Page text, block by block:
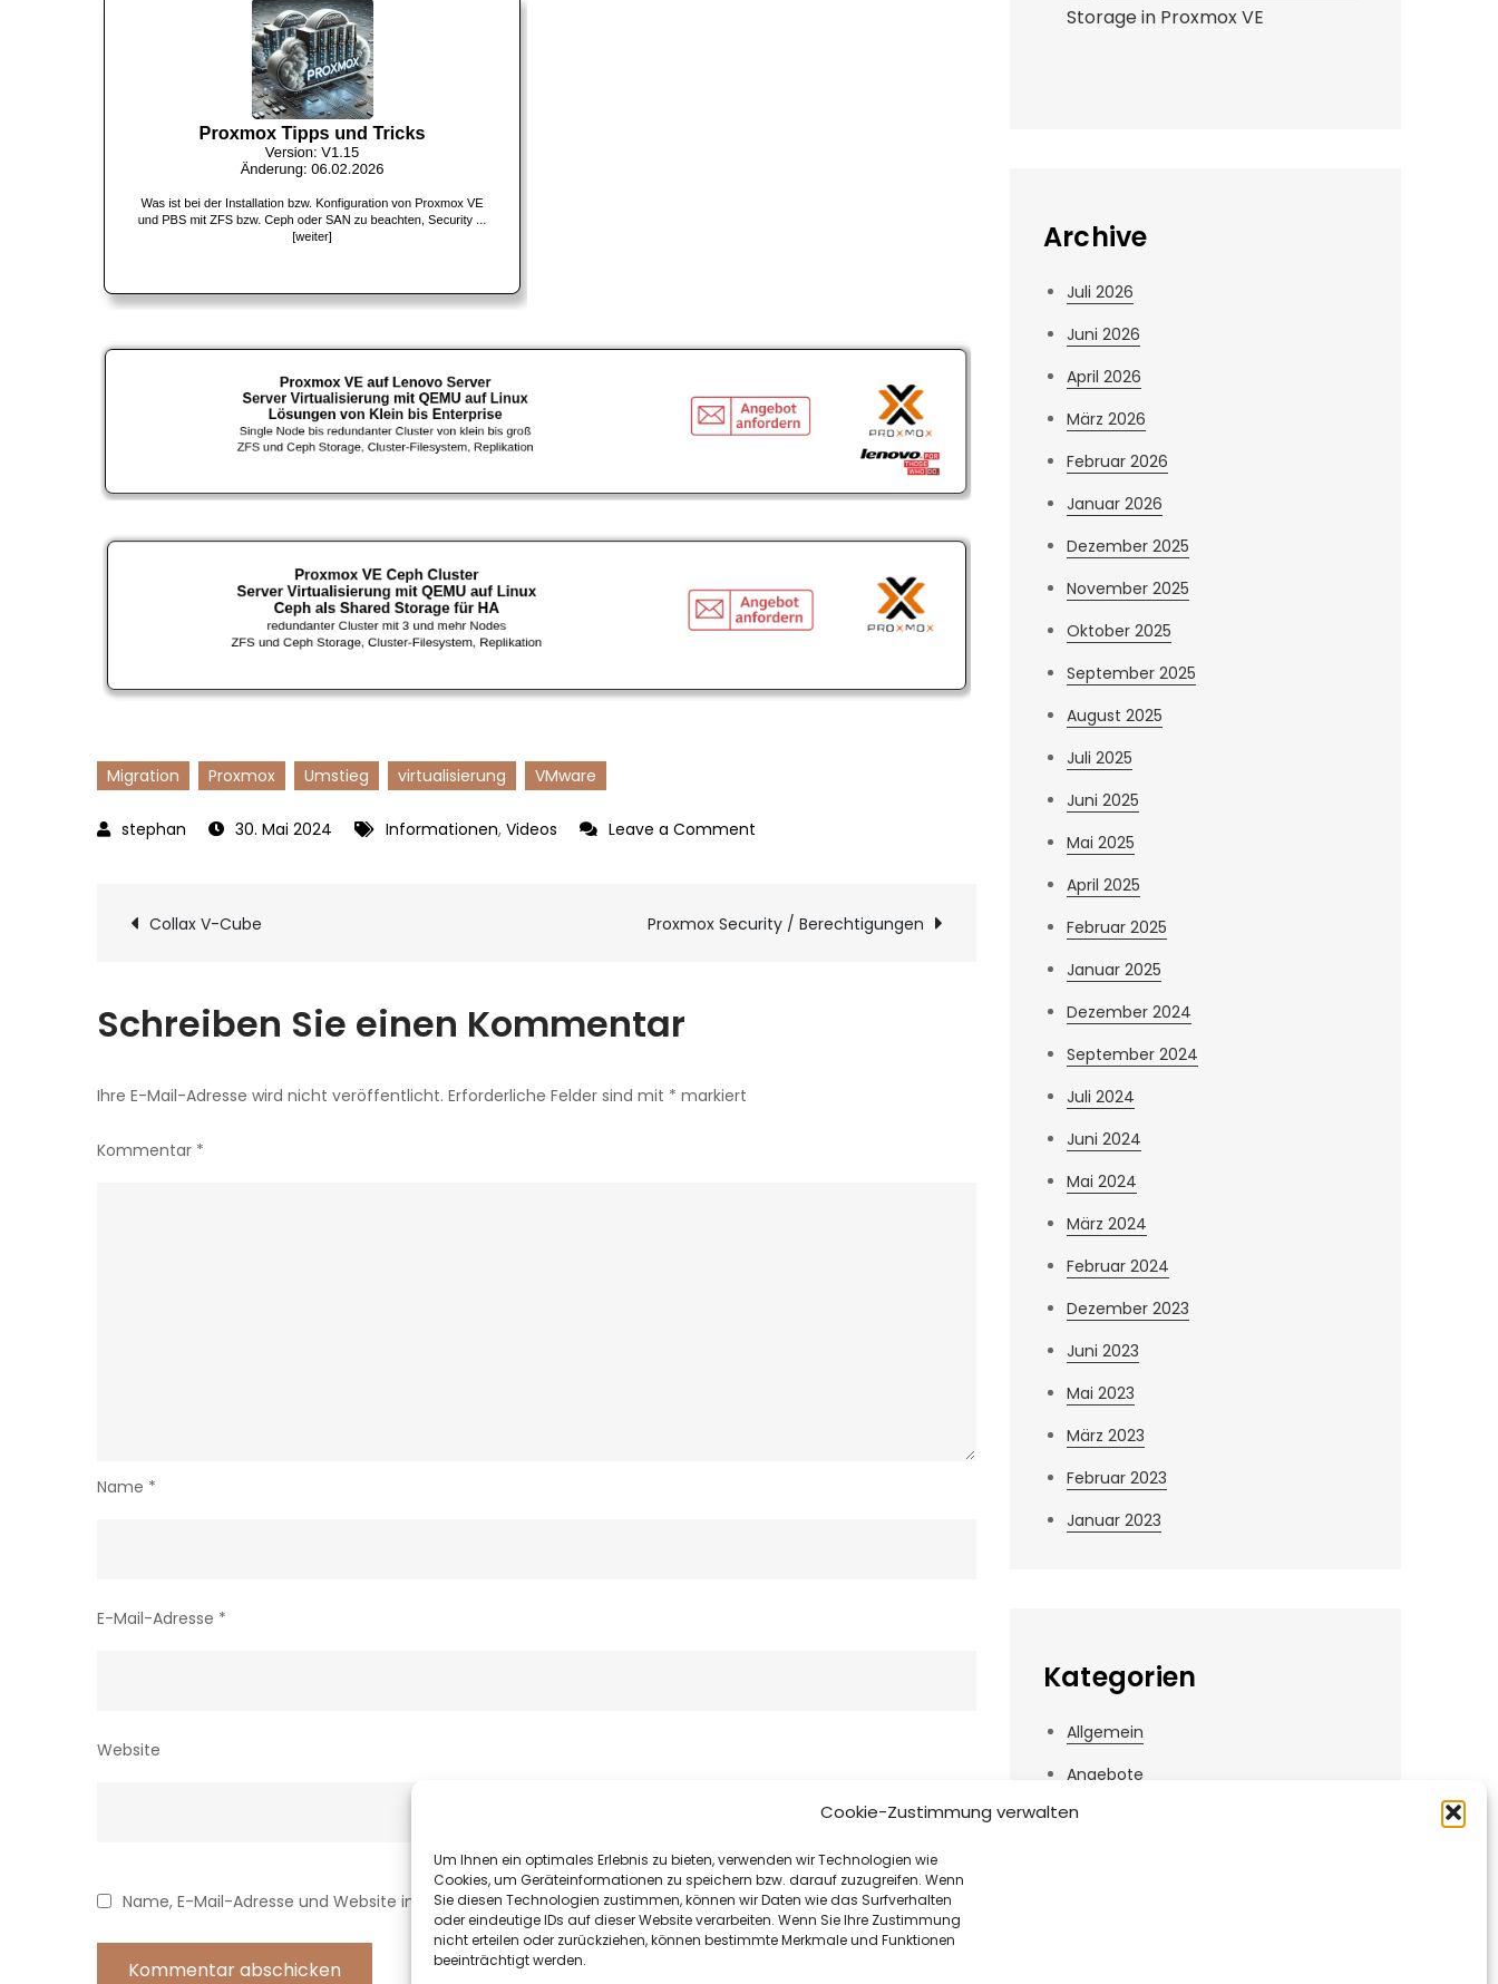
Cookie-Zustimmung verwalten
Um Ihnen ein optimales Erlebnis zu bieten, verwenden wir Technologien wie
Cookies, um Geräteinformationen zu speichern bzw. darauf zuzugreifen. Wenn
Sie diesen Technologien zustimmen, können wir Daten wie das Surfverhalten
oder eindeutige IDs auf dieser Website verarbeiten. Wenn Sie Ihre Zustimmung
nicht erteilen oder zurückziehen, können bestimmte Merkmale und Funktionen
beeinträchtigt werden.
Migration Proxmox Umstieg virtualisierung VMware
30. Mai 2024 Informationen, Videos Leave a Comment
von
Beitragsnavigation
Collax V-Cube Proxmox Security / Berechtigungen
Schreiben Sie einen Kommentar
Ihre E-Mail-Adresse wird nicht veröffentlicht. Erforderliche Felder sind mit * markiert
Kommentar *
Name *
E-Mail-Adresse *
Website
Name, E-Mail-Adresse und Website in diesem Browser für meinen nächsten Kommentar speichern.
Storage in Proxmox VE
Archive
Juli 2026
Juni 2026
April 2026
März 2026
Februar 2026
Januar 2026
Dezember 2025
November 2025
Oktober 2025
September 2025
August 2025
Juli 2025
Juni 2025
Mai 2025
April 2025
Februar 2025
Januar 2025
Dezember 2024
September 2024
Juli 2024
Juni 2024
Mai 2024
März 2024
Februar 2024
Dezember 2023
Juni 2023
Mai 2023
März 2023
Februar 2023
Januar 2023
Kategorien
Allgemein
Angebote
Informationen